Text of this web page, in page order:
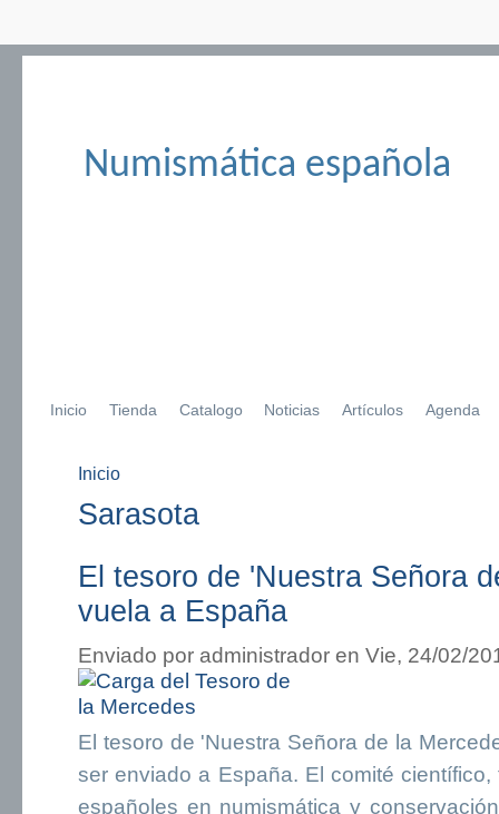
Numismática española
Inicio Tienda Catalogo Noticias Artículos Agenda
Inicio
Sarasota
El tesoro de 'Nuestra Señora
vuela a España
Enviado por administrador en Vie, 24/02/
El tesoro de 'Nuestra Señora de la
ser enviado a España. El comité
españoles en numismática y